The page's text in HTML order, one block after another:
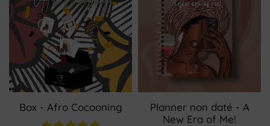
Box - Afro Cocooning
Planner non daté - A
New Era of Me!